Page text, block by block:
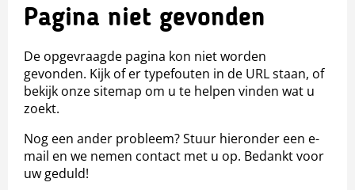
Pagina niet gevonden
De opgevraagde pagina kon niet worden
gevonden. Kijk of er typefouten in de URL staan, of
bekijk onze sitemap om u te helpen vinden wat u
zoekt.
Nog een ander probleem? Stuur hieronder een e-
mail en we nemen contact met u op. Bedankt voor
uw geduld!